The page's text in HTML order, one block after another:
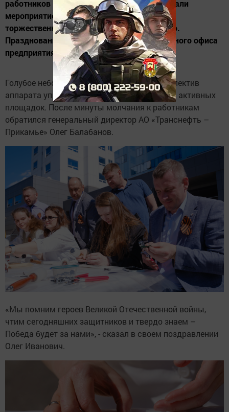
работников «Транснефть – Прикамье» сделали
мероприятие в честь Дня Великой Победы
торжественным и душевным одновременно.
Празднование прошло на территории головного офиса
предприятия в Казани.
Голубое небо и яркое солнце встретило коллектив
аппарата управления, артистов и кураторов активных
площадок. После минуты молчания к работникам
обратился генеральный директор АО «Транснефть –
Прикамье» Олег Балабанов.
«Мы помним героев Великой Отечественной войны,
чтим сегодняшних защитников и твердо знаем –
Победа будет за нами», - сказал в своем поздравлении
Олег Иванович.